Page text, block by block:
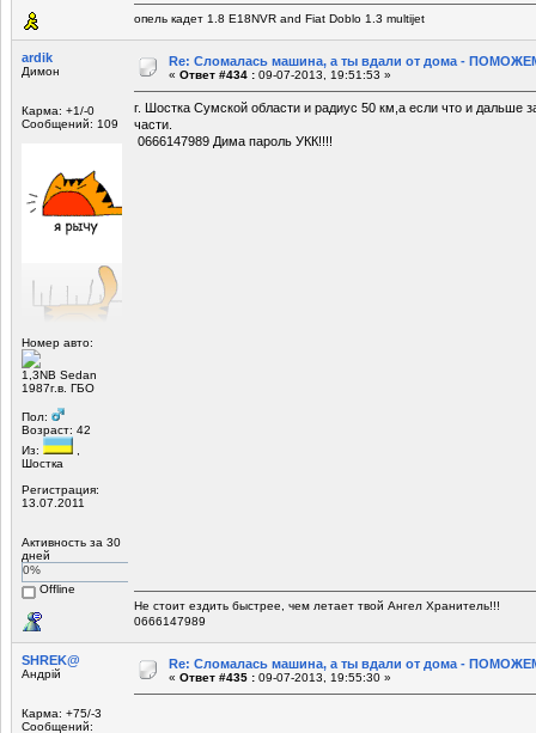
опель кадет 1.8 E18NVR and Fiat Doblo 1.3 multijet
ardik
Димон
Карма: +1/-0
Сообщений: 109
Номер авто:
1,3NB Sedan
1987г.в. ГБО
Пол:
Возраст: 42
Из:
Шостка
Регистрация:
13.07.2011
Активность за 30
дней
0%
Offline
Re: Сломалась машина, а ты вдали от дома -
« Ответ #434 : 09-07-2013, 19:51:53 »
г. Шостка Сумской области и радиус 50 км,а если что и дальше
части.
0666147989 Дима пароль УКК!!!!
Не стоит ездить быстрее, чем летает твой Ангел Хранитель!!!
0666147989
SHREK@
Андрій
Карма: +75/-3
Сообщений:
Re: Сломалась машина, а ты вдали от дома -
« Ответ #435 : 09-07-2013, 19:55:30 »